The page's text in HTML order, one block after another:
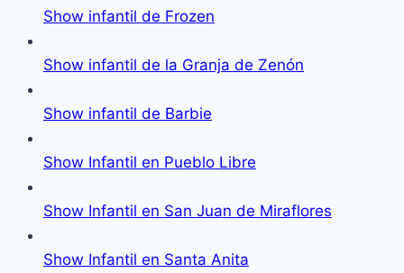
Show infantil de Frozen
Show infantil de la Granja de Zenón
Show infantil de Barbie
Show Infantil en Pueblo Libre
Show Infantil en San Juan de Miraflores
Show Infantil en Santa Anita